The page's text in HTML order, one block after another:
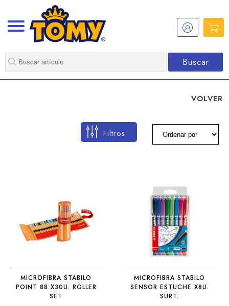
Buscar
VOLVER
Filtros
MICROFIBRA STABILO
POINT 88 X30U. ROLLER
SET
MICROFIBRA STABILO
SENSOR ESTUCHE X8U.
SURT.